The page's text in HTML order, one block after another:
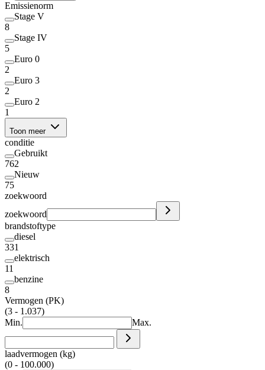
Emissienorm
Stage V
8
Stage IV
5
Euro 0
2
Euro 3
2
Euro 2
1
Toon meer
conditie
Gebruikt
762
Nieuw
75
zoekwoord
zoekwoord
brandstoftype
diesel
331
elektrisch
11
benzine
8
Vermogen (PK)
(3 - 1.037)
Min.
Max.
laadvermogen (kg)
(0 - 100.000)